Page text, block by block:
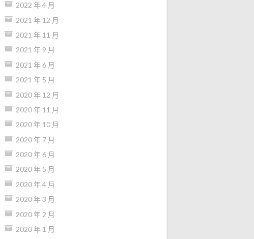
2022 年 4 月
2021 年 12 月
2021 年 11 月
2021 年 9 月
2021 年 6 月
2021 年 5 月
2020 年 12 月
2020 年 11 月
2020 年 10 月
2020 年 7 月
2020 年 6 月
2020 年 5 月
2020 年 4 月
2020 年 3 月
2020 年 2 月
2020 年 1 月